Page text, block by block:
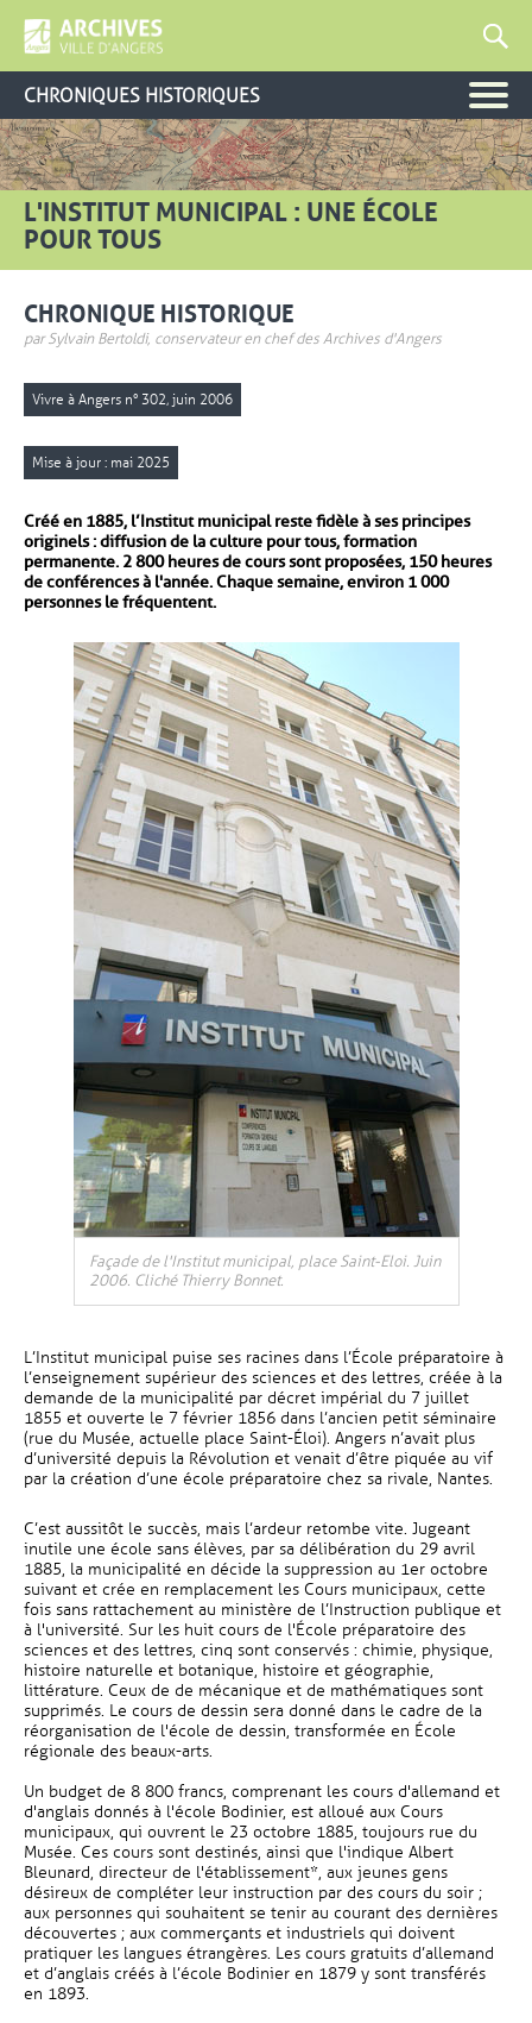
CHRONIQUES HISTORIQUES
L'INSTITUT MUNICIPAL : UNE ÉCOLE
POUR TOUS
CHRONIQUE HISTORIQUE
par Sylvain Bertoldi, conservateur en chef des Archives d'Angers
Vivre à Angers n° 302, juin 2006
Mise à jour : mai 2025
Créé en 1885, l’Institut municipal reste fidèle à ses principes
originels : diffusion de la culture pour tous, formation
permanente. 2 800 heures de cours sont proposées, 150 heures
de conférences à l'année. Chaque semaine, environ 1 000
personnes le fréquentent.
Façade de l'Institut municipal, place Saint-Eloi. Juin
2006. Cliché Thierry Bonnet.
L’Institut municipal puise ses racines dans l’École préparatoire à
l’enseignement supérieur des sciences et des lettres, créée à la
demande de la municipalité par décret impérial du 7 juillet
1855 et ouverte le 7 février 1856 dans l’ancien petit séminaire
(rue du Musée, actuelle place Saint-Éloi). Angers n’avait plus
d’université depuis la Révolution et venait d’être piquée au vif
par la création d’une école préparatoire chez sa rivale, Nantes.
C’est aussitôt le succès, mais l’ardeur retombe vite. Jugeant
inutile une école sans élèves, par sa délibération du 29 avril
1885, la municipalité en décide la suppression au 1er octobre
suivant et crée en remplacement les Cours municipaux, cette
fois sans rattachement au ministère de l’Instruction publique et
à l'université. Sur les huit cours de l'École préparatoire des
sciences et des lettres, cinq sont conservés : chimie, physique,
histoire naturelle et botanique, histoire et géographie,
littérature. Ceux de de mécanique et de mathématiques sont
supprimés. Le cours de dessin sera donné dans le cadre de la
réorganisation de l'école de dessin, transformée en École
régionale des beaux-arts.
Un budget de 8 800 francs, comprenant les cours d'allemand et
d'anglais donnés à l'école Bodinier, est alloué aux Cours
municipaux, qui ouvrent le 23 octobre 1885, toujours rue du
Musée. Ces cours sont destinés, ainsi que l'indique Albert
Bleunard, directeur de l'établissement*, aux jeunes gens
désireux de compléter leur instruction par des cours du soir ;
aux personnes qui souhaitent se tenir au courant des dernières
découvertes ; aux commerçants et industriels qui doivent
pratiquer les langues étrangères. Les cours gratuits d’allemand
et d’anglais créés à l’école Bodinier en 1879 y sont transférés
en 1893.